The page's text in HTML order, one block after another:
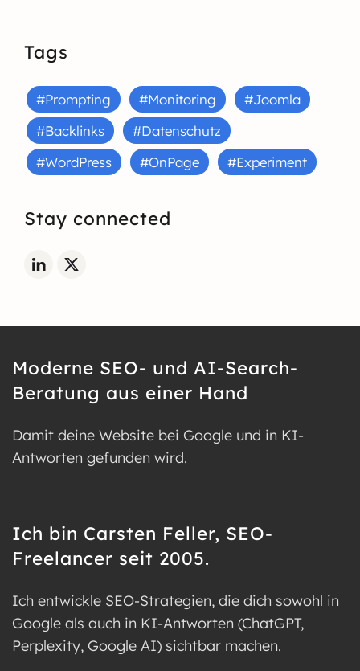
Tags
#Prompting #Monitoring
#Joomla
#Backlinks
#Datenschutz
#WordPress
#OnPage #Experiment
Stay connected
Moderne SEO- und AI-Search-
Beratung aus einer Hand
Damit deine Website bei Google und in KI-
Antworten gefunden wird.
Ich bin Carsten Feller, SEO-
Freelancer seit 2005.
Ich entwickle SEO-Strategien, die dich sowohl in
Google als auch in KI-Antworten (ChatGPT,
Perplexity, Google AI) sichtbar machen.